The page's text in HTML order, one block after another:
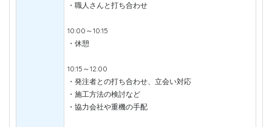
・職人さんと打ち合わせ
10:00～10:15
・休憩
10:15～12:00
・発注者との打ち合わせ、立会い対応
・施工方法の検討など
・協力会社や重機の手配